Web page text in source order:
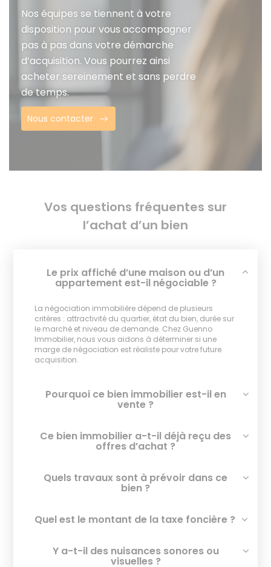
Nos équipes se tiennent à votre
disposition pour vous accompagner
pas à pas dans votre démarche
d’acquisition. Vous pourrez ainsi
acheter sereinement et sans perdre
de temps.
Nous contacter
Vos questions fréquentes sur
l’achat d’un bien
Le prix affiché d’une maison ou d’un
appartement est-il négociable ?
La négociation immobilière dépend de plusieurs
critères : attractivité du quartier, état du bien, durée sur
le marché et niveau de demande. Chez Guenno
Immobilier, nous vous aidons à déterminer si une
marge de négociation est réaliste pour votre future
acquisition.
Pourquoi ce bien immobilier est-il en
vente ?
Ce bien immobilier a-t-il déjà reçu des
offres d’achat ?
Quels travaux sont à prévoir dans ce
bien ?
Quel est le montant de la taxe foncière ?
Y a-t-il des nuisances sonores ou
visuelles ?